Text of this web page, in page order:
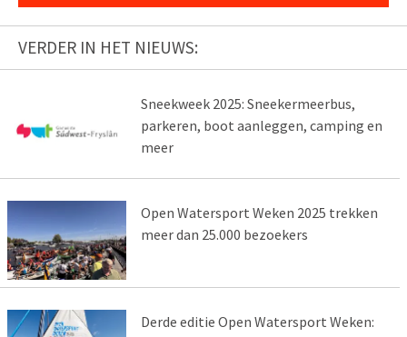
VERDER IN HET NIEUWS:
Sneekweek 2025: Sneekermeerbus,
parkeren, boot aanleggen, camping en
meer
Open Watersport Weken 2025 trekken
meer dan 25.000 bezoekers
Derde editie Open Watersport Weken: